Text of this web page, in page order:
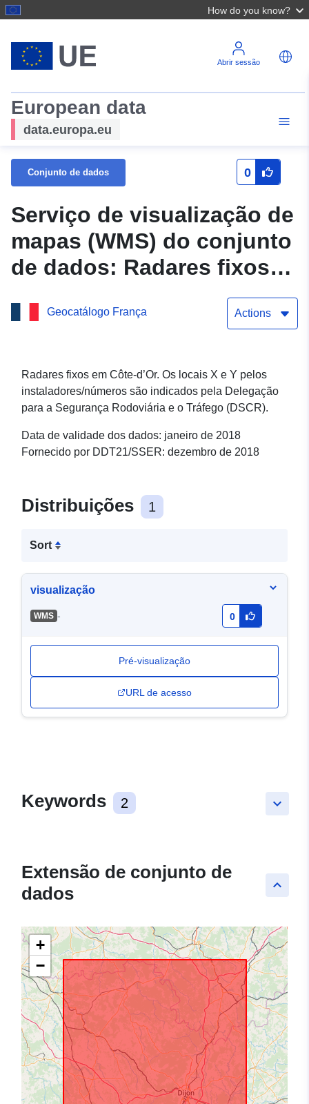
How do you know?
Abrir sessão
European data
data.europa.eu
Conjunto de dados 0
Serviço de visualização de
mapas (WMS) do conjunto
de dados: Radares fixos
em Côte-d’Or em 1 de
janeiro de 2018
Geocatálogo França Actions
Radares fixos em Côte-d’Or. Os locais X e Y pelos
instaladores/números são indicados pela Delegação
para a Segurança Rodoviária e o Tráfego (DSCR).
Data de validade dos dados: janeiro de 2018
Fornecido por DDT21/SSER: dezembro de 2018
Distribuições 1
Sort
visualização
WMS - 0
Pré-visualização
URL de acesso
keyboard_arrow_down
Keywords 2
keyboard_arrow_up
Extensão de conjunto de
dados
+
−